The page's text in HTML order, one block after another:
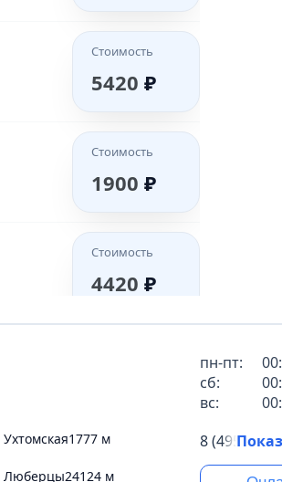
Стоимость
5420 ₽
Стоимость
1900 ₽
Стоимость
4420 ₽
Ухтомская1777 м
Люберцы24124 м
пн-пт:
сб:
вс:
8 (495)